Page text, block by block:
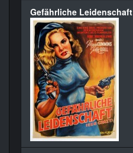
Gefährliche Leidenschaft